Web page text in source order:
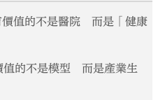
價值的不是醫院 而是「健康
值的不是模型 而是產業生